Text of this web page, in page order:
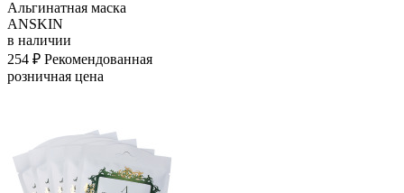
Альгинатная маска
ANSKIN
в наличии
254 ₽ Рекомендованная
розничная цена